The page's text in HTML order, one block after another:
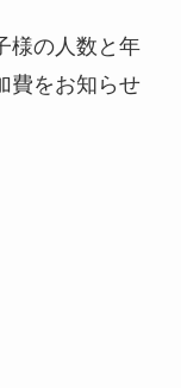
様の人数と年
費をお知らせ